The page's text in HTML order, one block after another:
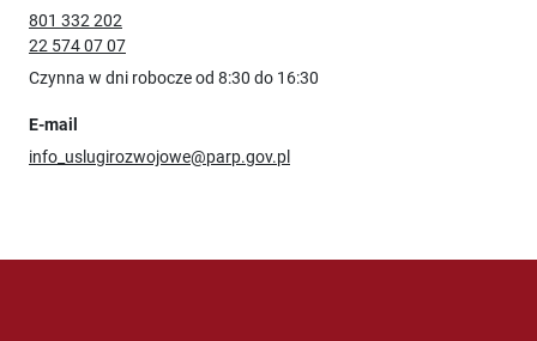
801 332 202
22 574 07 07
Czynna w dni robocze od 8:30 do 16:30
E-mail
info_uslugirozwojowe@parp.gov.pl